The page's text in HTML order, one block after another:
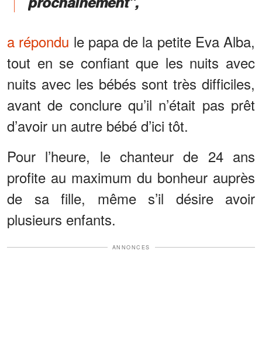
a répondu le papa de la petite Eva Alba,
tout en se confiant que les nuits avec
nuits avec les bébés sont très difficiles,
avant de conclure qu’il n’était pas prêt
d’avoir un autre bébé d’ici tôt.
Pour l’heure, le chanteur de 24 ans
profite au maximum du bonheur auprès
de sa fille, même s’il désire avoir
plusieurs enfants.
ANNONCES